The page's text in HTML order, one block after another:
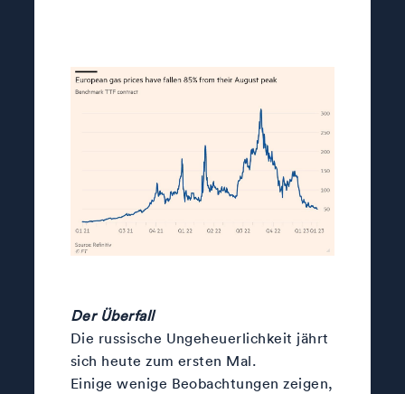
Der Überfall
Die russische Ungeheuerlichkeit jährt
sich heute zum ersten Mal.
Einige wenige Beobachtungen zeigen,